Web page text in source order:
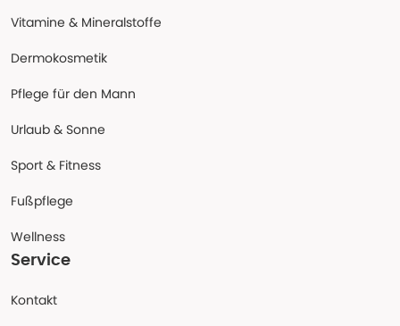
Vitamine & Mineralstoffe
Dermokosmetik
Pflege für den Mann
Urlaub & Sonne
Sport & Fitness
Fußpflege
Wellness
Service
Kontakt